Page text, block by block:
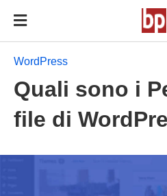
WordPress
Quali sono i
file di